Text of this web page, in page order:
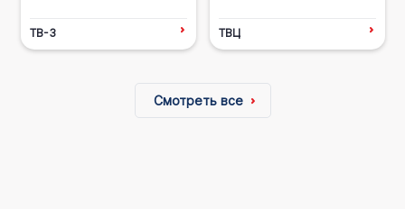
ТВ-3 ТВЦ
Смотреть все